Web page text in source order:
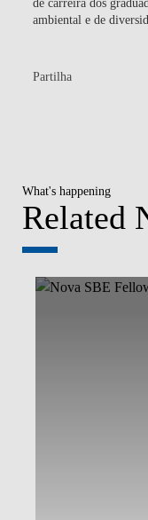
de carreira dos
ambiental e de
Partilha
What's happening
Related